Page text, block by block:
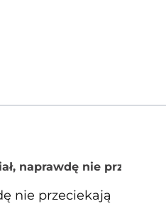
naprawdę nie przeciekają
nie przeciekają